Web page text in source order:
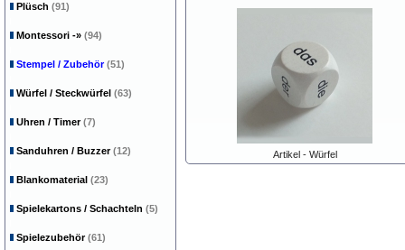
Artikel - Würfel
Plüsch (91)
Montessori -» (94)
Stempel / Zubehör (51)
Würfel / Steckwürfel (63)
Uhren / Timer(7)
Sanduhren / Buzzer(12)
Blankomaterial (23)
Spielekartons / Schachteln (5)
Spielezubehör(61)